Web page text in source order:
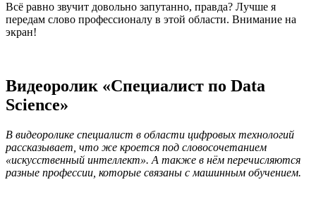
Всё равно звучит довольно запутанно, правда? Лучше я
передам слово профессионалу в этой области. Внимание на
экран!
Видеоролик «Специалист по Data
Science»
В видеоролике специалист в области цифровых технологий
рассказывает, что же кроется под словосочетанием
«искусственный интеллект». А также в нём перечисляются
разные профессии, которые связаны с машинным обучением.